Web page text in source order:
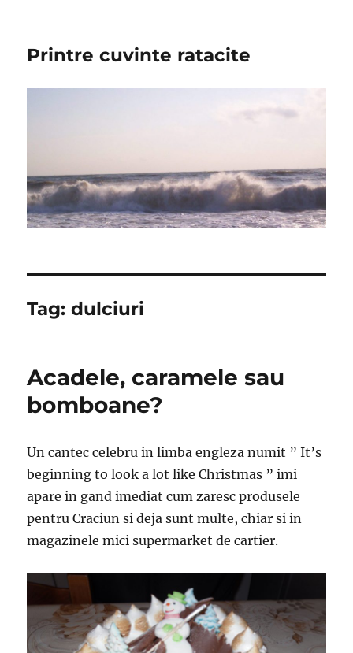
Printre cuvinte ratacite
Tag:dulciuri
Acadele, caramele sau
bomboane?
Un cantec celebru in limba engleza numit ” It’s
beginning to look a lot like Christmas ” imi
apare in gand imediat cum zaresc produsele
pentru Craciun si deja sunt multe, chiar si in
magazinele mici supermarket de cartier.